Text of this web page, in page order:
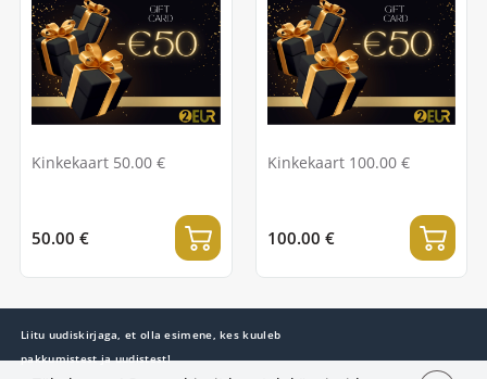
Kinkekaart 50.00 €
50.00 €
Kinkekaart 100.00 €
100.00 €
Liitu uudiskirjaga, et olla esimene, kes kuuleb
pakkumistest ja uudistest!